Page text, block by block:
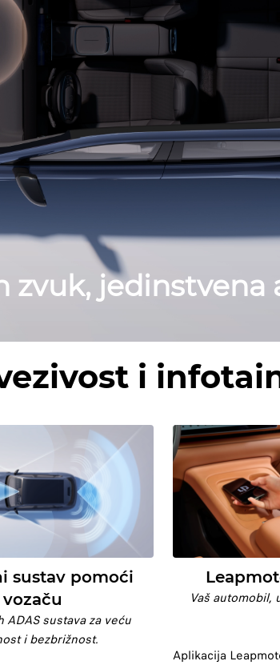
zvuk, jedinstvena
i
sustav pomoći
vozaču
ADAS sustava za veću
i bezbrižnost.
Vaš automobil,
Aplikacija